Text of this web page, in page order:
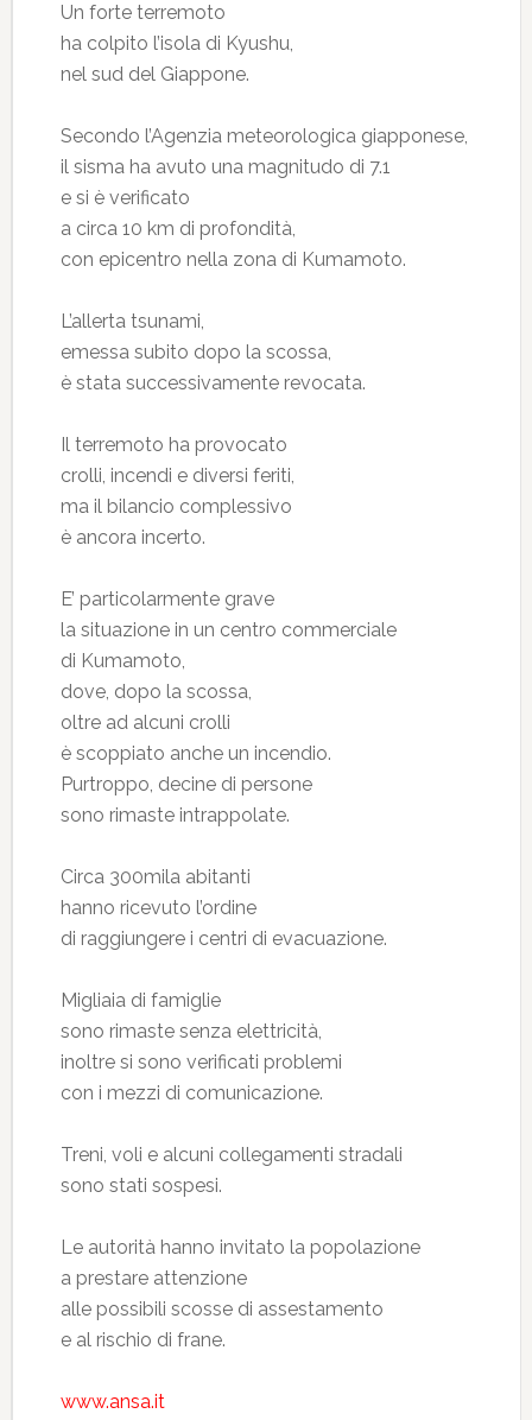
Un forte terremoto
ha colpito l’isola di Kyushu,
nel sud del Giappone.
Secondo l’Agenzia meteorologica giapponese,
il sisma ha avuto una magnitudo di 7.1
e si è verificato
a circa 10 km di profondità,
con epicentro nella zona di Kumamoto.
L’allerta tsunami,
emessa subito dopo la scossa,
è stata successivamente revocata.
Il terremoto ha provocato
crolli, incendi e diversi feriti,
ma il bilancio complessivo
è ancora incerto.
E’ particolarmente grave
la situazione in un centro commerciale
di Kumamoto,
dove, dopo la scossa,
oltre ad alcuni crolli
è scoppiato anche un incendio.
Purtroppo, decine di persone
sono rimaste intrappolate.
Circa 300mila abitanti
hanno ricevuto l’ordine
di raggiungere i centri di evacuazione.
Migliaia di famiglie
sono rimaste senza elettricità,
inoltre si sono verificati problemi
con i mezzi di comunicazione.
Treni, voli e alcuni collegamenti stradali
sono stati sospesi.
Le autorità hanno invitato la popolazione
a prestare attenzione
alle possibili scosse di assestamento
e al rischio di frane.
www.ansa.it